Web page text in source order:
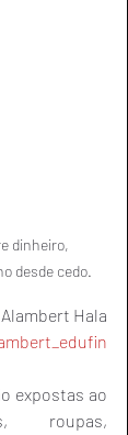
dinheiro,
desde cedo.
Hala
expostas ao
roupas,